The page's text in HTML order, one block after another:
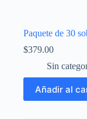
Paquete de 30
$379.00
Sin
Añadir al